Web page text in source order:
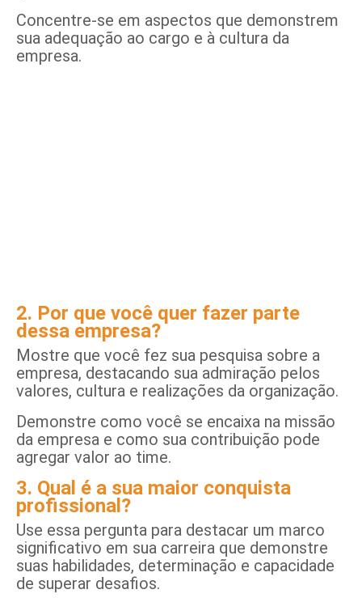
Concentre-se em aspectos que demonstrem
sua adequação ao cargo e à cultura da
empresa.
2. Por que você quer fazer parte
dessa empresa?
Mostre que você fez sua pesquisa sobre a
empresa, destacando sua admiração pelos
valores, cultura e realizações da organização.
Demonstre como você se encaixa na missão
da empresa e como sua contribuição pode
agregar valor ao time.
3. Qual é a sua maior conquista
profissional?
Use essa pergunta para destacar um marco
significativo em sua carreira que demonstre
suas habilidades, determinação e capacidade
de superar desafios.